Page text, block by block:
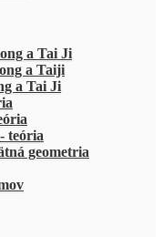
a Tai Ji
a Taiji
a Tai Ji
teória
geometria